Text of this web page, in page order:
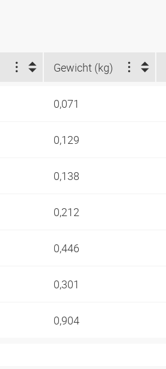
Gewicht (kg)
0,071
0,129
0,138
0,212
0,446
0,301
0,904